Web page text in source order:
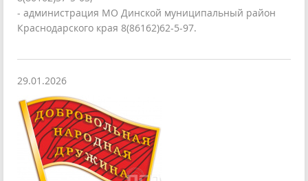
- администрация МО Динской муниципальный район
Краснодарского края 8(86162)62-5-97.
29.01.2026